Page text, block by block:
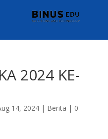
2024 KE-
14, 2024| Berita | 0